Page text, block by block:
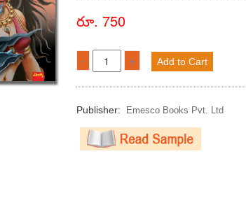
రూ. 750
- + Add to Cart
Publisher: Emesco Books Pvt. Ltd